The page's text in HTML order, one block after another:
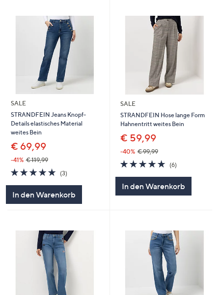
SALE
STRANDFEIN Jeans Knopf-
Details elastisches Material
weites Bein
€ 69,99
-41% € 119,99
4.7
von
(3)3
In den Warenkorb
SALE
STRANDFEIN Hose lange Form
Hahnentritt weites Bein
€ 59,99
-40% € 99,99
4.7
von
(6)6
In den Warenkorb